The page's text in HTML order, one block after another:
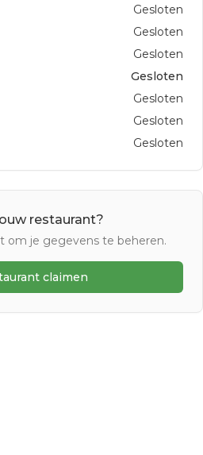
Gesloten
Gesloten
Gesloten
Gesloten
Gesloten
Gesloten
Gesloten
restaurant?
om je gegevens te beheren.
claimen